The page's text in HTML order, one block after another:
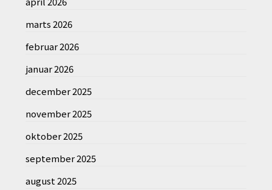
marts 2026
februar 2026
januar 2026
december 2025
november 2025
oktober 2025
september 2025
august 2025